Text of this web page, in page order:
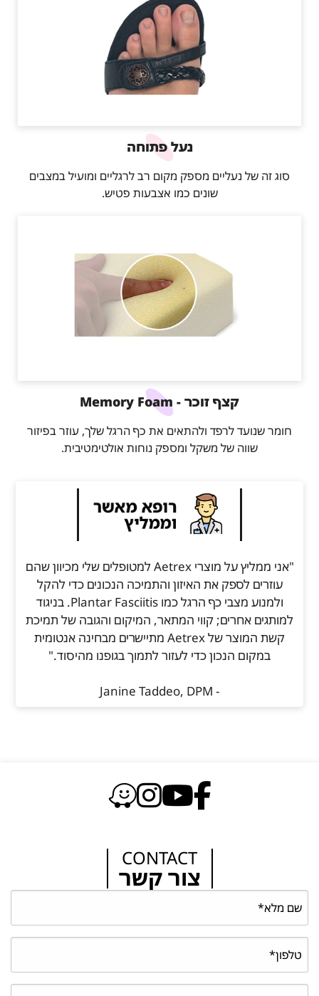
נעל פתוחה
סוג זה של נעליים מספק מקום רב לרגליים ומועיל במצבים
שונים כמו אצבעות פטיש.
קצף זוכר - Memory Foam
חומר שנועד לרפד ולהתאים את כף הרגל שלך, עוזר בפיזור
שווה של משקל ומספק נוחות אולטימטיבית.
"אני ממליץ על מוצרי Aetrex למטופלים שלי מכיוון שהם
עוזרים לספק את האיזון והתמיכה הנכונים כדי להקל
ולמנוע מצבי כף הרגל כמו Plantar Fasciitis. בניגוד
למותגים אחרים; קווי המתאר, המיקום והגובה של תמיכת
קשת המוצר של Aetrex מתיישרים מבחינה אנטומית
במקום הנכון כדי לעזור לתמוך בגופנו מהיסוד."
- Janine Taddeo, DPM
CONTACT
צור קשר